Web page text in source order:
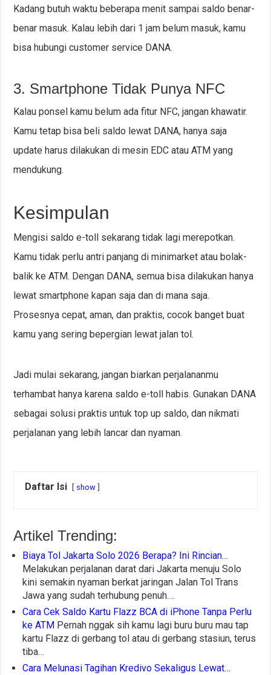
Kadang butuh waktu beberapa menit sampai saldo benar-
benar masuk. Kalau lebih dari 1 jam belum masuk, kamu
bisa hubungi customer service DANA.
3. Smartphone Tidak Punya NFC
Kalau ponsel kamu belum ada fitur NFC, jangan khawatir.
Kamu tetap bisa beli saldo lewat DANA, hanya saja
update harus dilakukan di mesin EDC atau ATM yang
mendukung.
Kesimpulan
Mengisi saldo e-toll sekarang tidak lagi merepotkan.
Kamu tidak perlu antri panjang di minimarket atau bolak-
balik ke ATM. Dengan DANA, semua bisa dilakukan hanya
lewat smartphone kapan saja dan di mana saja.
Prosesnya cepat, aman, dan praktis, cocok banget buat
kamu yang sering bepergian lewat jalan tol.
Jadi mulai sekarang, jangan biarkan perjalananmu
terhambat hanya karena saldo e-toll habis. Gunakan DANA
sebagai solusi praktis untuk top up saldo, dan nikmati
perjalanan yang lebih lancar dan nyaman.
Daftar Isi show
Artikel Trending:
Biaya Tol Jakarta Solo 2026 Berapa? Ini Rincian…
Melakukan perjalanan darat dari Jakarta menuju Solo
kini semakin nyaman berkat jaringan Jalan Tol Trans
Jawa yang sudah terhubung penuh.…
Cara Cek Saldo Kartu Flazz BCA di iPhone Tanpa Perlu
ke ATM Pernah nggak sih kamu lagi buru buru mau tap
kartu Flazz di gerbang tol atau di gerbang stasiun, terus
tiba…
Cara Melunasi Tagihan Kredivo Sekaligus Lewat…